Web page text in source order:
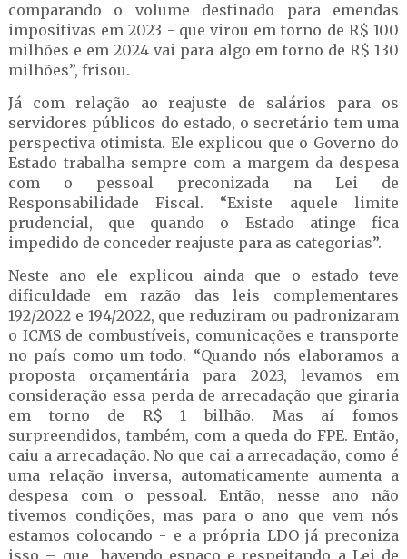
comparando o volume destinado para emendas
impositivas em 2023 - que virou em torno de R$ 100
milhões e em 2024 vai para algo em torno de R$ 130
milhões”, frisou.
Já com relação ao reajuste de salários para os
servidores públicos do estado, o secretário tem uma
perspectiva otimista. Ele explicou que o Governo do
Estado trabalha sempre com a margem da despesa
com o pessoal preconizada na Lei de
Responsabilidade Fiscal. “Existe aquele limite
prudencial, que quando o Estado atinge fica
impedido de conceder reajuste para as categorias”.
Neste ano ele explicou ainda que o estado teve
dificuldade em razão das leis complementares
192/2022 e 194/2022, que reduziram ou padronizaram
o ICMS de combustíveis, comunicações e transporte
no país como um todo. “Quando nós elaboramos a
proposta orçamentária para 2023, levamos em
consideração essa perda de arrecadação que giraria
em torno de R$ 1 bilhão. Mas aí fomos
surpreendidos, também, com a queda do FPE. Então,
caiu a arrecadação. No que cai a arrecadação, como é
uma relação inversa, automaticamente aumenta a
despesa com o pessoal. Então, nesse ano não
tivemos condições, mas para o ano que vem nós
estamos colocando - e a própria LDO já preconiza
isso – que, havendo espaço e respeitando a Lei de